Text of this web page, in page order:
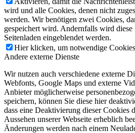
wird und alle Cookies, denen nicht
werden. Wir benötigen zwei Cookies,
gespeichert wird. Andernfalls wird
Seitenladen eingeblendet werden.
Hier klicken, um notwendige
Andere externe Dienste
Wir nutzen auch verschiedene externe
Webfonts, Google Maps und externe
Anbieter möglicherweise
speichern, können Sie diese hier
dass eine Deaktivierung dieser Cookies
Aussehen unserer Webseite erheblich
Änderungen werden nach einem